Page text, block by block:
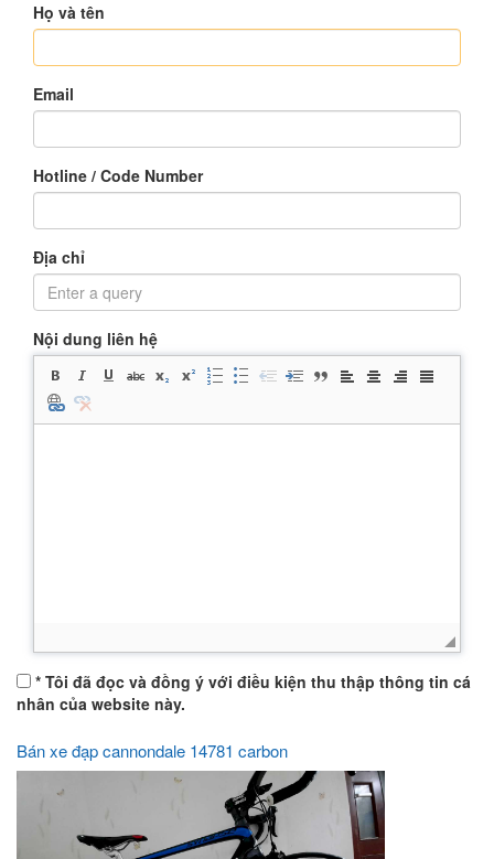
Họ và tên
Email
Hotline / Code Number
Địa chỉ
Nội dung liên hệ
* Tôi đã đọc và đồng ý với điều kiện thu thập thông tin cá
nhân của website này.
Bán xe đạp cannondale 14781 carbon